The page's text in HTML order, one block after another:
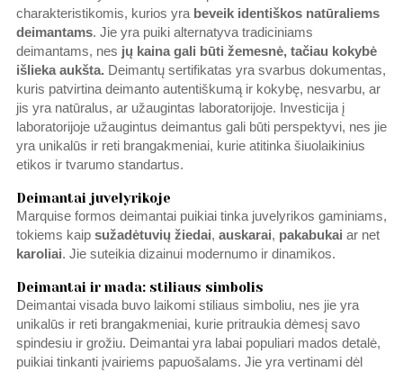
charakteristikomis, kurios yra beveik identiškos natūraliems
deimantams. Jie yra puiki alternatyva tradiciniams
deimantams, nes jų kaina gali būti žemesnė, tačiau kokybė
išlieka aukšta. Deimantų sertifikatas yra svarbus dokumentas,
kuris patvirtina deimanto autentiškumą ir kokybę, nesvarbu, ar
jis yra natūralus, ar užaugintas laboratorijoje. Investicija į
laboratorijoje užaugintus deimantus gali būti perspektyvi, nes jie
yra unikalūs ir reti brangakmeniai, kurie atitinka šiuolaikinius
etikos ir tvarumo standartus.
Deimantai juvelyrikoje
Marquise formos deimantai puikiai tinka juvelyrikos gaminiams,
tokiems kaip sužadėtuvių žiedai, auskarai, pakabukai ar net
karoliai. Jie suteikia dizainui modernumo ir dinamikos.
Deimantai ir mada: stiliaus simbolis
Deimantai visada buvo laikomi stiliaus simboliu, nes jie yra
unikalūs ir reti brangakmeniai, kurie pritraukia dėmesį savo
spindesiu ir grožiu. Deimantai yra labai populiari mados detalė,
puikiai tinkanti įvairiems papuošalams. Jie yra vertinami dėl